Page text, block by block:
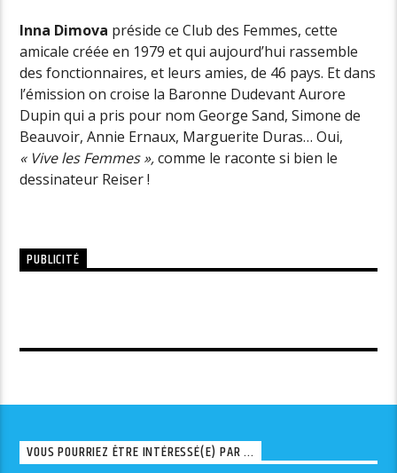
Inna Dimova préside ce Club des Femmes, cette
amicale créée en 1979 et qui aujourd’hui rassemble
des fonctionnaires, et leurs amies, de 46 pays. Et dans
l’émission on croise la Baronne Dudevant Aurore
Dupin qui a pris pour nom George Sand, Simone de
Beauvoir, Annie Ernaux, Marguerite Duras… Oui,
« Vive les Femmes »,comme le raconte si bien le
dessinateur Reiser !
PUBLICITÉ
VOUS POURRIEZ ÊTRE INTÉRESSÉ(E) PAR ...